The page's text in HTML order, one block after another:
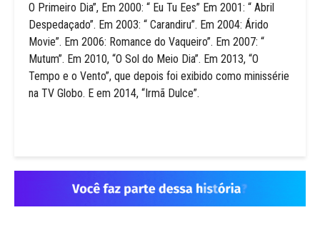
O Primeiro Dia”, Em 2000: “ Eu Tu Ees” Em 2001: “ Abril
Despedaçado”. Em 2003: “ Carandiru”. Em 2004: Árido
Movie”. Em 2006: Romance do Vaqueiro”. Em 2007: “
Mutum”. Em 2010, “O Sol do Meio Dia”. Em 2013, “O
Tempo e o Vento”, que depois foi exibido como minissérie
na TV Globo. E em 2014, “Irmã Dulce”.